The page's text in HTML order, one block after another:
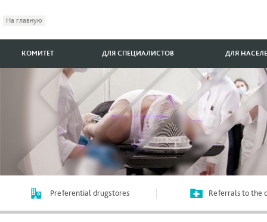
На главную
КОМИТЕТ ДЛЯ СПЕЦИАЛИСТОВ ДЛЯ
Preferential drugstores Referrals to the